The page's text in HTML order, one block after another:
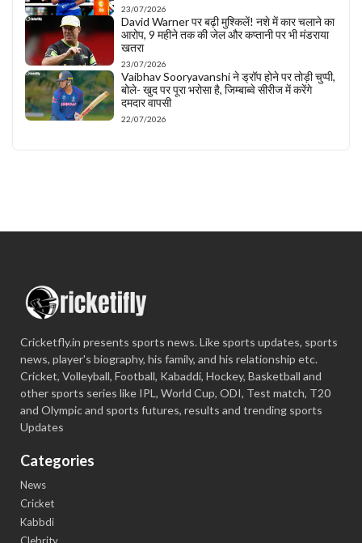
23/07/2026
David Warner पर बढ़ी मुश्किलें! नशे में कार चलाने का
आरोप, 9 महीने तक की जेल और कप्तानी पर भी मंडराया
खतरा
23/07/2026
Vaibhav Sooryavanshi ने ड्रॉप होने पर तोड़ी चुप्पी,
बोले- खुद पर पूरा भरोसा है, जिम्बाब्वे सीरीज में करेंगे
दमदार वापसी
22/07/2026
Cricketfly.in presents sports news. Like sports updates, sports
news, player's biography, his family, and his relationship etc.
Cricket, Volleyball, Football, Kabaddi, Hockey, Basketball and
other sports series like IPL, World Cup, ODI, Test match, T20
and Olympic and sports futures, results and trending sports
Updates
Categories
News
Cricket
Kabbdi